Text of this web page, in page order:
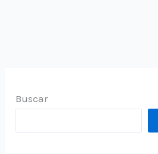
Buscar